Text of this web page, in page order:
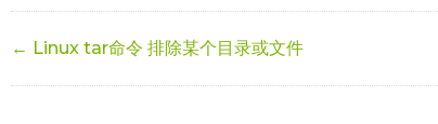
← Linux tar命令 排除某个目录或文件